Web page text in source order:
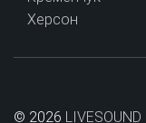
Херсон
© 2026 LIVESOUND